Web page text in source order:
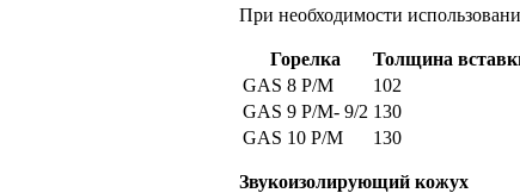
При необходимости
Горелка Толщина
GAS 8 P/M
102
GAS 9 P/M- 9/2 130
GAS 10 P/M
130
Звукоизолирующий кожух